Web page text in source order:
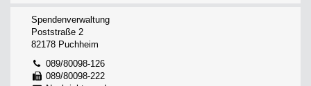
Spendenverwaltung
Poststraße 2
82178 Puchheim
089/80098-126
089/80098-222